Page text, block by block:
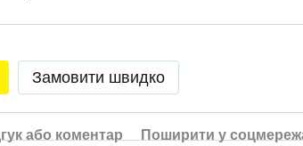
Замовити швидко
або коментар
Поширити у